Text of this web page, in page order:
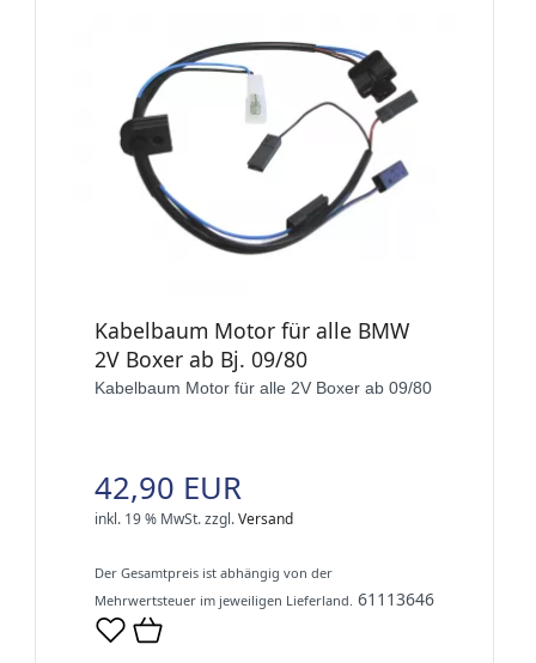
Kabelbaum Motor für alle BMW
2V Boxer ab Bj. 09/80
Kabelbaum Motor für alle 2V Boxer ab 09/80
42,90 EUR
inkl. 19 % MwSt.zzgl.Versand
Der Gesamtpreis ist abhängig von der
Mehrwertsteuer im jeweiligen Lieferland. 61113646